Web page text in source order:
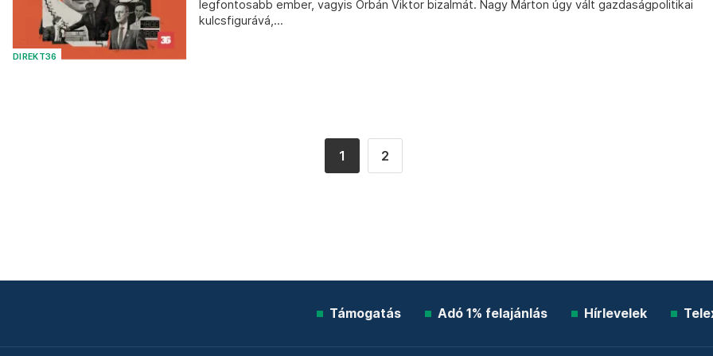
DIREKT36
legfontosabb ember, vagyis Orbán Viktor bizalmát. Nagy Márton úgy vált gazdaságpolitikai
kulcsfigurává,...
1 2
Támogatás Adó 1% felajánlás Hírlevelek